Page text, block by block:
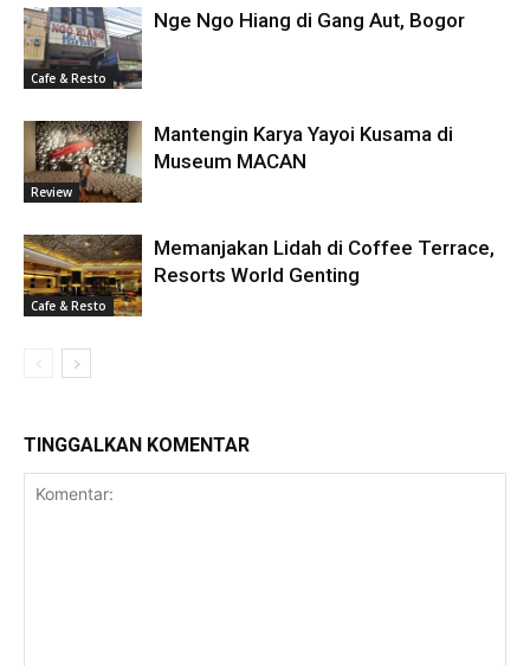
Cafe & Resto
Nge Ngo Hiang di Gang Aut, Bogor
Review
Mantengin Karya Yayoi Kusama di
Museum MACAN
Cafe & Resto
Memanjakan Lidah di Coffee Terrace,
Resorts World Genting
TINGGALKAN KOMENTAR